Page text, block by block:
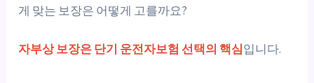
게 맞는 보장은 어떻게 고를까요?
자부상 보장은 단기 운전자보험 선택의 핵심입니다.